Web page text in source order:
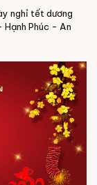
nghỉ tết dương
Phúc - An